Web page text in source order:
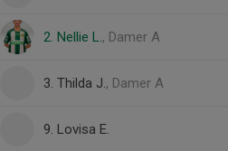
2. Nellie L., Damer A
3. Thilda J., Damer A
9. Lovisa E.